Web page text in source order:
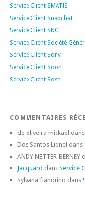
Service Client SMATIS
Service Client Snapchat
Service Client SNCF
Service Client Société
Service Client Sony
Service Client Soon
Service Client Sosh
COMMENTAIRES
de oliveira mickael dans
Dos Santos Lionel dans
ANDY NETTER-BERNEY
Jacquard dans Service
Sylvana fiandrino dans